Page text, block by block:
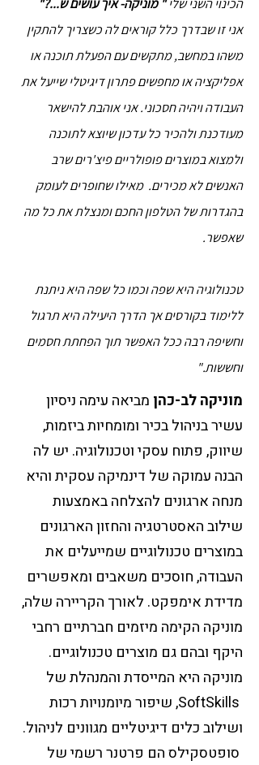
הכינוי השני שלי" מוניקה- איך עושים ש...?"
אני זו שבדרך כלל קוראים לה כשצריך להתקין
משהו במחשב, מתקשים עם הפעלת תוכנה או
אפליקציה או מחפשים פתרון דיגיטלי שייעל את
העבודה ויהיה חסכוני.אני אוהבת להישאר
מעודכנת ולהכיר כל עדכון שיוצא לתוכנה
ולמצוא במוצרים פופולריים פיצ'רים שרב
האנשים לא מכירים. מאילו שחופרים לעומק
בהגדרות של הטלפון החכם ומנצלת את כל מה
שאפשר.
טכנולוגיה היא שפה וכמו כל שפה היא ניתנת
ללימוד בקורסים אך הדרך היעילה היא תרגול
וחשיפה רבה ככל האפשר תוך הפחתת חסמים
וחששות."
מוניקה לב-כהן מביאה עימה ניסיון
עשיר בניהול בכיר ומומחיות ביזמות,
שיווק, פתוח עסקי וטכנולוגיה. יש לה
הבנה עמוקה של דינמיקה עסקית והיא
מנחה ארגונים להצלחה באמצעות
שילוב האסטרטגיה והחזון הארגונים
במוצרים טכנולוגיים שמייעלים את
העבודה, חוסכים משאבים ומאפשרים
מדידת אימפקט. לאורך הקריירה שלה,
מוניקה הקימה מיזמים חברתיים רחבי
היקף ובהם גם מוצרים טכנולוגיים.
מוניקה היא המייסדת והמנהלת של
SoftSkills, שיפור מיומנויות רכות
ושילוב כלים דיגיטליים מגוונים לניהול.
סופטסקילס הם פרטנר רשמי של